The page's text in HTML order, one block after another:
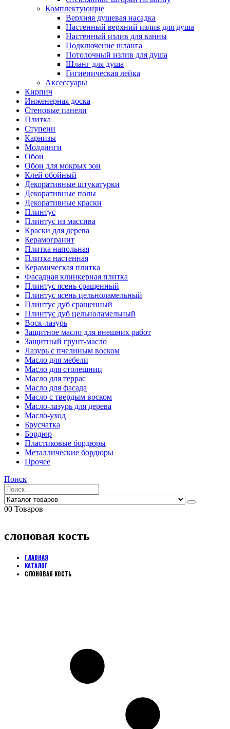
Комплектующие
Верхняя душевая насадка
Настенный верхний излив для душа
Настенный излив для ванны
Подключение шланга
Потолочный излив для душа
Шланг для душа
Гигиеническая лейка
Аксессуары
Кирпич
Инженерная доска
Стеновые панели
Плитка
Ступени
Карнизы
Молдинги
Обои
Обои для мокрых зон
Клей обойный
Декоративные штукатурки
Декоративные полы
Декоративные краски
Плинтус
Плинтус из массива
Краски для дерева
Керамогранит
Плитка напольная
Плитка настенная
Керамическая плитка
Фасадная клинкерная плитка
Плинтус ясень сращенный
Плинтус ясень цельноламельный
Плинтус дуб сращенный
Плинтус дуб цельноламельный
Воск-лазурь
Защитное масло для внешних работ
Защитный грунт-масло
Лазурь с пчелиным воском
Масло для мебели
Масло для столешниц
Масло для террас
Масло для фасада
Масло с твердым воском
Масло-лазурь для дерева
Масло-уход
Брусчатка
Бордюр
Пластиковые бордюры
Металлические бордюры
Прочее
Поиск
00 Товаров
слоновая кость
ГЛАВНАЯ
КАТАЛОГ
СЛОНОВАЯ КОСТЬ